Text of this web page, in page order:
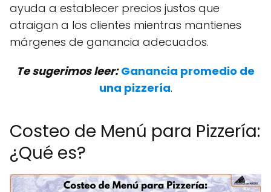
ayuda a establecer precios justos que
atraigan a los clientes mientras mantienes
márgenes de ganancia adecuados.
Te sugerimos leer: Ganancia promedio de
una pizzería.
Costeo de Menú para Pizzería:
¿Qué es?